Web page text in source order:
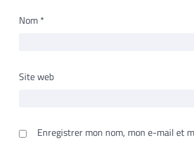
Nom *
Site web
Enregistrer mon nom, mon e-mail et